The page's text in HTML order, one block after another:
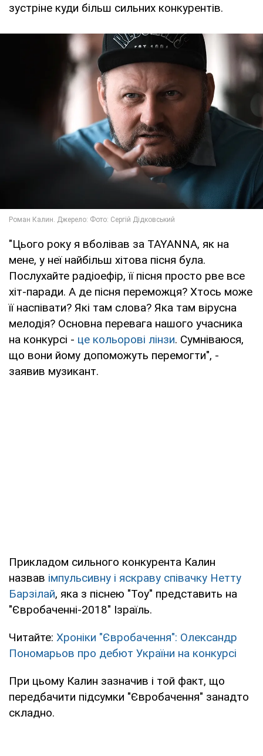
зустріне куди більш сильних конкурентів.
"Цього року я вболівав за TAYANNA, як на
мене, у неї найбільш хітова пісня була.
Послухайте радіоефір, її пісня просто рве все
хіт-паради. А де пісня переможця? Хтось може
її наспівати? Які там слова? Яка там вірусна
мелодія? Основна перевага нашого учасника
на конкурсі - це кольорові лінзи. Сумніваюся,
що вони йому допоможуть перемогти", -
заявив музикант.
Прикладом сильного конкурента Калин
назвав імпульсивну і яскраву співачку Нетту
Барзілай, яка з піснею "Toy" представить на
"Євробаченні-2018" Ізраїль.
Читайте: Хроніки "Євробачення": Олександр
Пономарьов про дебют України на конкурсі
При цьому Калин зазначив і той факт, що
передбачити підсумки "Євробачення" занадто
складно.